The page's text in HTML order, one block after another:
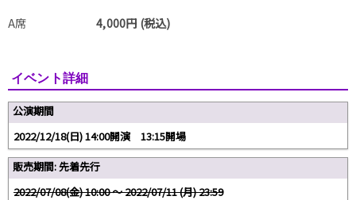
A席
4,000円 (税込)
イベント詳細
公演期間
2022/12/18(日) 14:00開演 13:15開場
販売期間: 先着先行
2022/07/08(金) 10:00 〜 2022/07/11 (月) 23:59